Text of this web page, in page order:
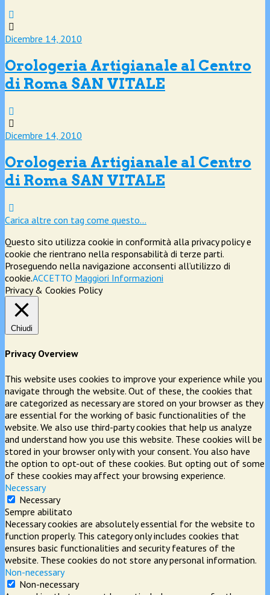
Dicembre 14, 2010
Orologeria Artigianale al Centro
di Roma SAN VITALE
Dicembre 14, 2010
Orologeria Artigianale al Centro
di Roma SAN VITALE
Carica altre con tag come questo…
Questo sito utilizza cookie in conformità alla privacy policy e
cookie che rientrano nella responsabilità di terze parti.
Proseguendo nella navigazione acconsenti all’utilizzo di
cookie.ACCETTO Maggiori Informazioni
Privacy & Cookies Policy
Chiudi
Privacy Overview
This website uses cookies to improve your experience while you
navigate through the website. Out of these, the cookies that
are categorized as necessary are stored on your browser as they
are essential for the working of basic functionalities of the
website. We also use third-party cookies that help us analyze
and understand how you use this website. These cookies will be
stored in your browser only with your consent. You also have
the option to opt-out of these cookies. But opting out of some
of these cookies may affect your browsing experience.
Necessary
Necessary
Sempre abilitato
Necessary cookies are absolutely essential for the website to
function properly. This category only includes cookies that
ensures basic functionalities and security features of the
website. These cookies do not store any personal information.
Non-necessary
Non-necessary